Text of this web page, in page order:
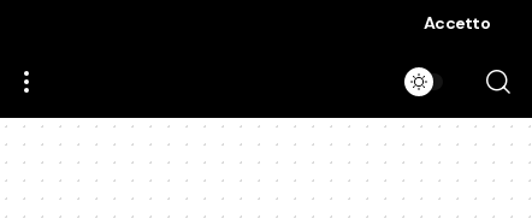
Accetto